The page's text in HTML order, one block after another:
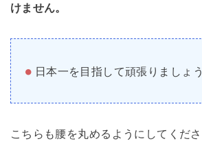
けません。
日本一を目指して頑張りましょう
こちらも腰を丸めるようにしてくださ